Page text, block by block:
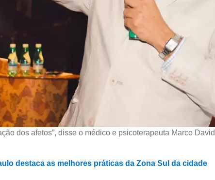
dos afetos”, disse o médico e psicoterapeuta Marco
destaca as melhores práticas da Zona Sul da cidade